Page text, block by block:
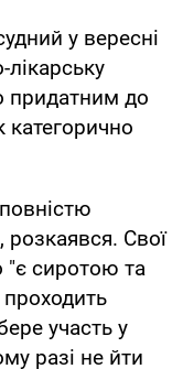
у вересні
придатним до
категорично
розкаявся. Свої
"є сиротою та
участь у
разі не йти